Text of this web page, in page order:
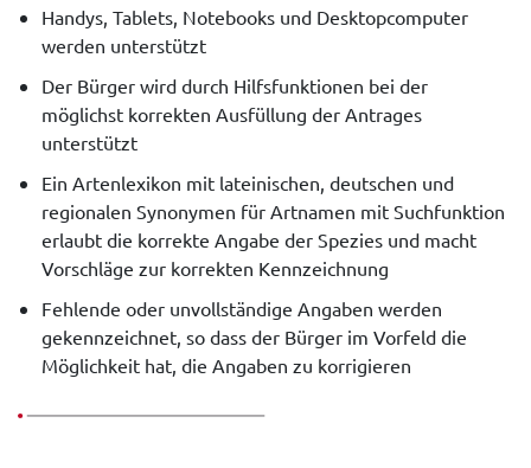
Handys, Tablets, Notebooks und Desktopcomputer
werden unterstützt
Der Bürger wird durch Hilfsfunktionen bei der
möglichst korrekten Ausfüllung der Antrages
unterstützt
Ein Artenlexikon mit lateinischen, deutschen und
regionalen Synonymen für Artnamen mit Suchfunktion
erlaubt die korrekte Angabe der Spezies und macht
Vorschläge zur korrekten Kennzeichnung
Fehlende oder unvollständige Angaben werden
gekennzeichnet, so dass der Bürger im Vorfeld die
Möglichkeit hat, die Angaben zu korrigieren